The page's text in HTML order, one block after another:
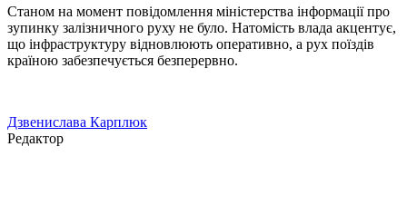
Станом на момент повідомлення міністерства інформації про
зупинку залізничного руху не було. Натомість влада акцентує,
що інфраструктуру відновлюють оперативно, а рух поїздів
країною забезпечується безперервно.
Дзвенислава Карплюк
Редактор